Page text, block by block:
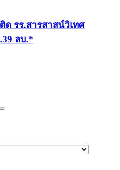
รร.สารสาสน์วิเทศ
ลบ.*